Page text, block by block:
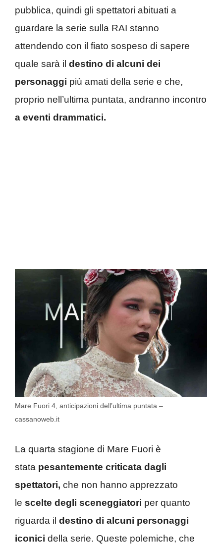
pubblica, quindi gli spettatori abituati a
guardare la serie sulla RAI stanno
attendendo con il fiato sospeso di sapere
quale sarà il destino di alcuni dei
personaggi più amati della serie e che,
proprio nell’ultima puntata, andranno incontro
a eventi drammatici.
Mare Fuori 4, anticipazioni dell’ultima puntata –
cassanoweb.it
La quarta stagione di Mare Fuori è
stata pesantemente criticata dagli
spettatori, che non hanno apprezzato
le scelte degli sceneggiatori per quanto
riguarda il destino di alcuni personaggi
iconici della serie. Queste polemiche, che